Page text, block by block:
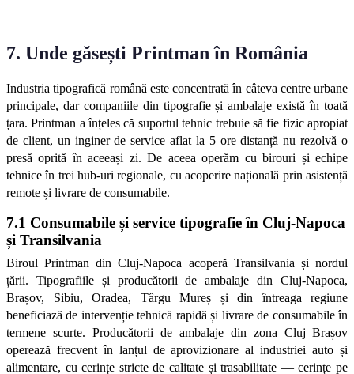
7. Unde găsești Printman în România
Industria tipografică română este concentrată în câteva centre urbane
principale, dar companiile din tipografie și ambalaje există în toată
țara. Printman a înțeles că suportul tehnic trebuie să fie fizic apropiat
de client, un inginer de service aflat la 5 ore distanță nu rezolvă o
presă oprită în aceeași zi. De aceea operăm cu birouri și echipe
tehnice în trei hub-uri regionale, cu acoperire națională prin asistență
remote și livrare de consumabile.
7.1 Consumabile și service tipografie în Cluj-Napoca
și Transilvania
Biroul Printman din Cluj-Napoca acoperă Transilvania și nordul
țării. Tipografiile și producătorii de ambalaje din Cluj-Napoca,
Brașov, Sibiu, Oradea, Târgu Mureș și din întreaga regiune
beneficiază de intervenție tehnică rapidă și livrare de consumabile în
termene scurte. Producătorii de ambalaje din zona Cluj–Brașov
operează frecvent în lanțul de aprovizionare al industriei auto și
alimentare, cu cerințe stricte de calitate și trasabilitate — cerințe pe